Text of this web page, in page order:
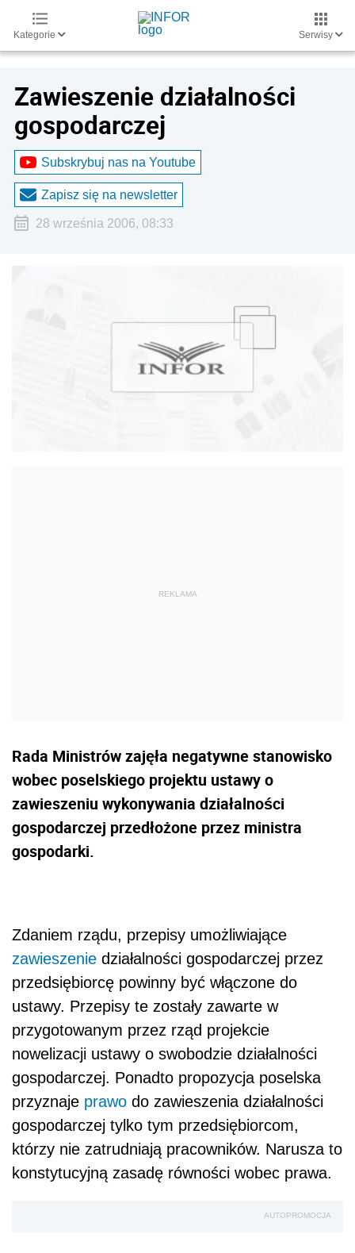
Kategorie Serwisy
Zawieszenie działalności
gospodarczej
Subskrybuj nas na Youtube
Zapisz się na newsletter
28 września 2006, 08:33
Rada Ministrów zajęła negatywne stanowisko
wobec poselskiego projektu ustawy o
zawieszeniu wykonywania działalności
gospodarczej przedłożone przez ministra
gospodarki.
Zdaniem rządu, przepisy umożliwiające
zawieszenie działalności gospodarczej przez
przedsiębiorcę powinny być włączone do
ustawy. Przepisy te zostały zawarte w
przygotowanym przez rząd projekcie
nowelizacji ustawy o swobodzie działalności
gospodarczej. Ponadto propozycja poselska
przyznaje prawo do zawieszenia działalności
gospodarczej tylko tym przedsiębiorcom,
którzy nie zatrudniają pracowników. Narusza to
konstytucyjną zasadę równości wobec prawa.
AUTOPROMOCJA